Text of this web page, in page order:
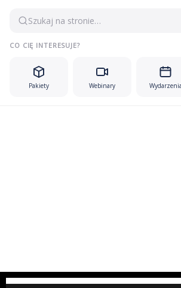
Szukaj na stronie…
CO CIĘ INTERESUJE?
Pakiety Webinary Wydarzenia